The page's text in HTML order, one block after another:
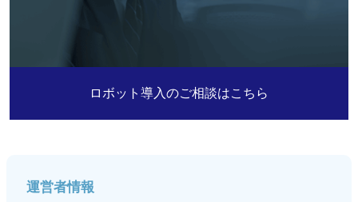
ロボット導入のご相談はこちら
運営者情報